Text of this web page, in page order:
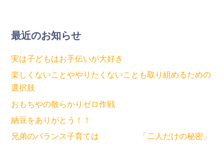
最近のお知らせ
実は子どもはお手伝いが大好き
楽しくないことややりたくないことも取り組めるための
選択肢
おもちやの散らかりゼロ作戦
納豆をありがとう！！
兄弟のバランス子育ては 「二人だけの秘密」